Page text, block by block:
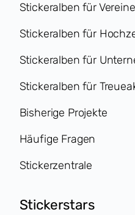
Stickeralben für Vereine
Stickeralben für
Stickeralben für
Stickeralben für
Bisherige Projekte
Häufige Fragen
Stickerzentrale
Stickerstars